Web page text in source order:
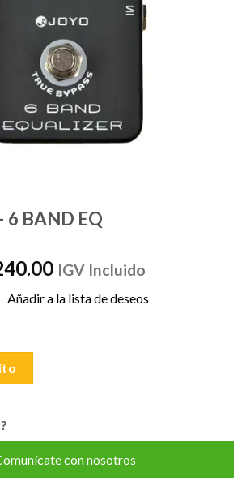
6 BAND EQ
El
actual
IGV Incluido
Añadir a la lista de deseos
con nosotros